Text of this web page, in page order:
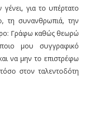
γένει, για το υπέρτατο
τη συνανθρωπιά, την
Γράφω καθώς θεωρώ
μου συγγραφικό
να μην το επιστρέφω
στον ταλεντοδότη